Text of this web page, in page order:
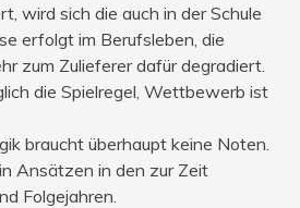
wird sich die auch in der Schule
erfolgt im Berufsleben, die
zum Zulieferer dafür degradiert.
die Spielregel, Wettbewerb ist
braucht überhaupt keine Noten.
Ansätzen in den zur Zeit
Folgejahren.